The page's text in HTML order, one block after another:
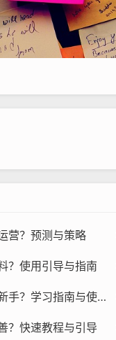
营？预测与策略
？使用引导与指南
学习指南与使用策略
？快速教程与引导